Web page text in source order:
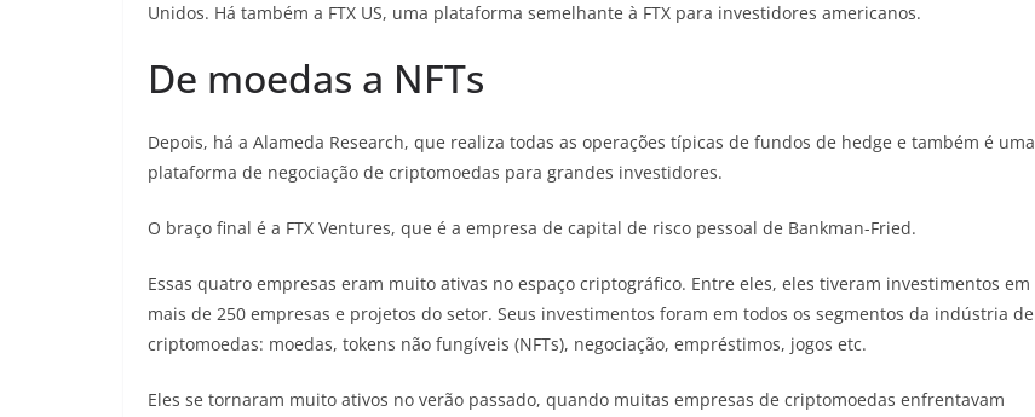
Unidos. Há também a FTX US, uma plataforma semelhante à FTX para investidores americanos.
De moedas a NFTs
Depois, há a Alameda Research, que realiza todas as operações típicas de fundos de hedge e também é uma
plataforma de negociação de criptomoedas para grandes investidores.
O braço final é a FTX Ventures, que é a empresa de capital de risco pessoal de Bankman-Fried.
Essas quatro empresas eram muito ativas no espaço criptográfico. Entre eles, eles tiveram investimentos em
mais de 250 empresas e projetos do setor. Seus investimentos foram em todos os segmentos da indústria de
criptomoedas: moedas, tokens não fungíveis (NFTs), negociação, empréstimos, jogos etc.
Eles se tornaram muito ativos no verão passado, quando muitas empresas de criptomoedas enfrentavam